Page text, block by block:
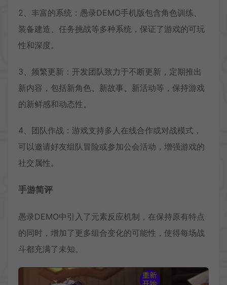
2、丰富的系统：愚录DEMO手机版包含角色训练、
装备建造、任务挑战等多种系统，保证了游戏的可玩
性和深度。
3、频繁更新：开发团队致力于不断更新，定期推出
新内容，包括新角色、新故事、新活动等，保持游戏
的新鲜感和动态性。
4、团队作战：游戏支持多人在线合作或对战模式，
可以邀请好友组队冒险或参加公会活动，增强游戏的
社交属性。
手游简评
愚录DEMO中引入了元素反应机制，在保持原有特点
的同时，增加了更多组合变化的可能性，使得每场战
斗都充满了未知。